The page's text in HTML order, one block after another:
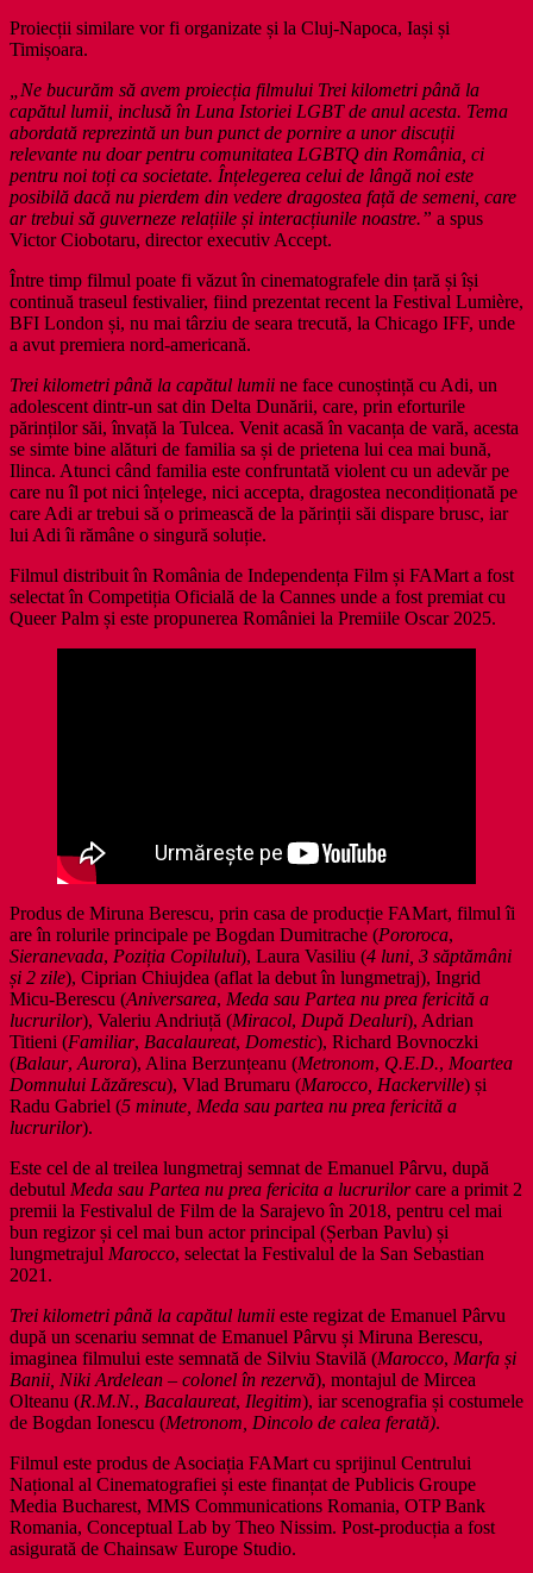
Proiecții similare vor fi organizate și la Cluj-Napoca, Iași și
Timișoara.
„Ne bucurăm să avem proiecția filmului Trei kilometri până la
capătul lumii, inclusă în Luna Istoriei LGBT de anul acesta. Tema
abordată reprezintă un bun punct de pornire a unor discuții
relevante nu doar pentru comunitatea LGBTQ din România, ci
pentru noi toți ca societate. Înțelegerea celui de lângă noi este
posibilă dacă nu pierdem din vedere dragostea față de semeni, care
ar trebui să guverneze relațiile și interacțiunile noastre.” a spus
Victor Ciobotaru, director executiv Accept.
Între timp filmul poate fi văzut în cinematografele din țară și își
continuă traseul festivalier, fiind prezentat recent la Festival Lumière,
BFI London și, nu mai târziu de seara trecută, la Chicago IFF, unde
a avut premiera nord-americană.
Trei kilometri până la capătul lumii ne face cunoștință cu Adi, un
adolescent dintr-un sat din Delta Dunării, care, prin eforturile
părinților săi, învață la Tulcea. Venit acasă în vacanța de vară, acesta
se simte bine alături de familia sa și de prietena lui cea mai bună,
Ilinca. Atunci când familia este confruntată violent cu un adevăr pe
care nu îl pot nici înțelege, nici accepta, dragostea necondiționată pe
care Adi ar trebui să o primească de la părinții săi dispare brusc, iar
lui Adi îi rămâne o singură soluție.
Filmul distribuit în România de Independența Film și FAMart a fost
selectat în Competiția Oficială de la Cannes unde a fost premiat cu
Queer Palm și este propunerea României la Premiile Oscar 2025.
Produs de Miruna Berescu, prin casa de producție FAMart, filmul îi
are în rolurile principale pe Bogdan Dumitrache (Pororoca,
Sieranevada, Poziția Copilului), Laura Vasiliu (4 luni, 3 săptămâni
și 2 zile), Ciprian Chiujdea (aflat la debut în lungmetraj), Ingrid
Micu-Berescu (Aniversarea, Meda sau Partea nu prea fericită a
lucrurilor), Valeriu Andriuță (Miracol, După Dealuri), Adrian
Titieni (Familiar, Bacalaureat, Domestic), Richard Bovnoczki
(Balaur, Aurora), Alina Berzunțeanu (Metronom, Q.E.D., Moartea
Domnului Lăzărescu), Vlad Brumaru (Marocco, Hackerville) și
Radu Gabriel (5 minute, Meda sau partea nu prea fericită a
lucrurilor).
Este cel de al treilea lungmetraj semnat de Emanuel Pârvu, după
debutul Meda sau Partea nu prea fericita a lucrurilorcare a primit 2
premii la Festivalul de Film de la Sarajevo în 2018, pentru cel mai
bun regizor și cel mai bun actor principal (Șerban Pavlu) și
lungmetrajul Marocco, selectat la Festivalul de la San Sebastian
2021.
Trei kilometri până la capătul lumii este regizat de Emanuel Pârvu
după un scenariu semnat de Emanuel Pârvu și Miruna Berescu,
imaginea filmului este semnată de Silviu Stavilă (Marocco, Marfa și
Banii, Niki Ardelean – colonel în rezervă), montajul de Mircea
Olteanu (R.M.N., Bacalaureat, Ilegitim), iar scenografia și costumele
de Bogdan Ionescu (Metronom, Dincolo de calea ferată).
Filmul este produs de Asociația FAMart cu sprijinul Centrului
Național al Cinematografiei și este finanțat de Publicis Groupe
Media Bucharest, MMS Communications Romania, OTP Bank
Romania, Conceptual Lab by Theo Nissim. Post-producția a fost
asigurată de Chainsaw Europe Studio.